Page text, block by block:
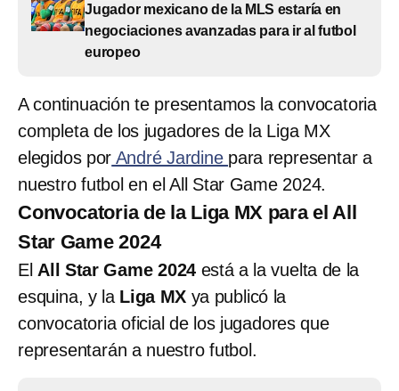
Jugador mexicano de la MLS estaría en
negociaciones avanzadas para ir al futbol
europeo
A continuación te presentamos la convocatoria
completa de los jugadores de la Liga MX
elegidos por André Jardine para representar a
nuestro futbol en el All Star Game 2024.
Convocatoria de la Liga MX para el All
Star Game 2024
El All Star Game 2024 está a la vuelta de la
esquina, y la Liga MX ya publicó la
convocatoria oficial de los jugadores que
representarán a nuestro futbol.